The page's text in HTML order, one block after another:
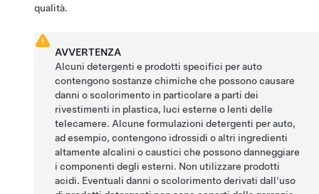
qualità.
AVVERTENZA
Alcuni detergenti e prodotti specifici per auto
contengono sostanze chimiche che possono causare
danni o scolorimento in particolare a parti dei
rivestimenti in plastica, luci esterne o lenti delle
telecamere. Alcune formulazioni detergenti per auto,
ad esempio, contengono idrossidi o altri ingredienti
altamente alcalini o caustici che possono danneggiare
i componenti degli esterni. Non utilizzare prodotti
acidi. Eventuali danni o scolorimento derivati dall'uso